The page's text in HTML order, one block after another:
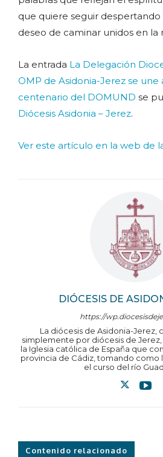
DIÓCESIS DE
https://
La diócesis de Asidonia-Jerez,
simplemente por diócesis de
la Iglesia católica de España que
provincia de Cádiz, tomando como
el curso del río
que quiere seguir despertando
deseo de caminar unidos en la
La entrada La Delegación
OMP de Asidonia-Jerez se
centenario del DOMUND se
Diócesis Asidonia – Jerez.
Ver este artículo en la web de
Contenido relacionado